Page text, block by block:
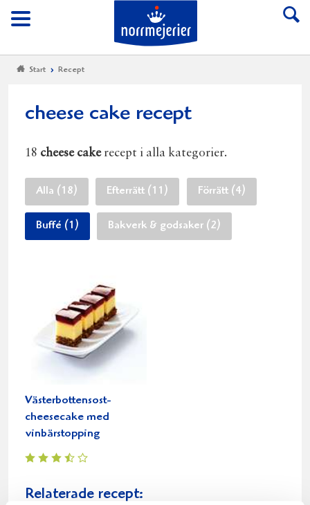
Meny
Till Norrmejerier
Start Recept
cheese cake recept
18 cheese cakerecept i alla kategorier.
Alla (18) Efterrätt (11) Förrätt (4)
Buffé (1) Bakverk & godsaker (2)
Västerbottensost-
cheesecake med
vinbärstopping
Relaterade recept: